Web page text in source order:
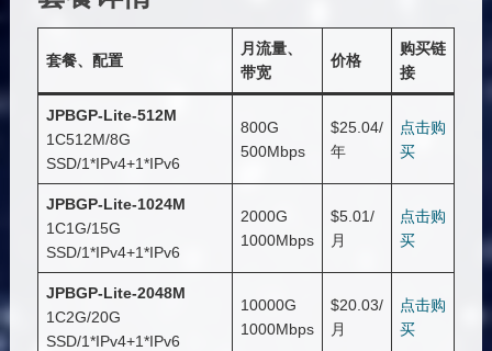
套餐、配置
月流量、
带宽
价格
购买链
接
JPBGP-Lite-512M
1C512M/8G
SSD/1*IPv4+1*IPv6
800G
500Mbps
$25.04/
年
点击购
买
JPBGP-Lite-1024M
1C1G/15G
SSD/1*IPv4+1*IPv6
2000G
1000Mbps
$5.01/
月
点击购
买
JPBGP-Lite-2048M
1C2G/20G
SSD/1*IPv4+1*IPv6
10000G
1000Mbps
$20.03/
月
点击购
买